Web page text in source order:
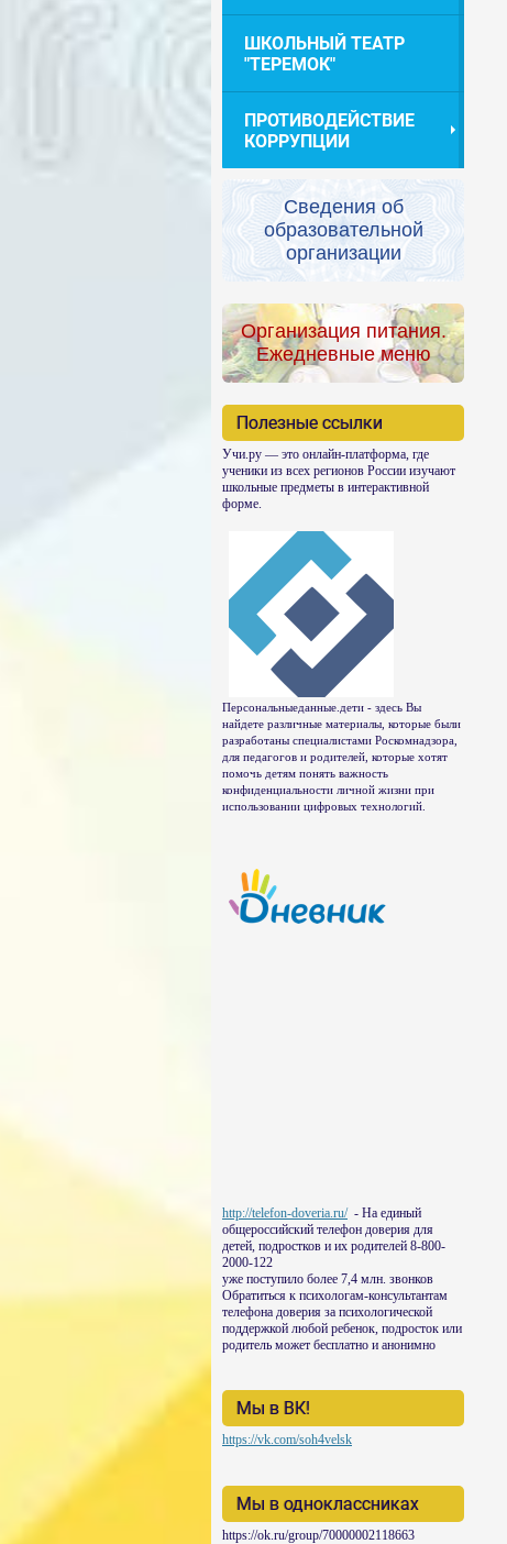
ШКОЛЬНЫЙ ТЕАТР
"ТЕРЕМОК"
ПРОТИВОДЕЙСТВИЕ
КОРРУПЦИИ
Сведения об
образовательной
организации
Организация питания.
Ежедневные меню
Полезные ссылки
Учи.ру — это онлайн-платформа, где
ученики из всех регионов России изучают
школьные предметы в интерактивной
форме.
Персональныеданные.дети - здесь Вы
найдете различные материалы, которые были
разработаны специалистами Роскомнадзора,
для педагогов и родителей, которые хотят
помочь детям понять важность
конфиденциальности личной жизни при
использовании цифровых технологий.
http://telefon-doveria.ru/- На единый
общероссийский телефон доверия для
детей, подростков и их родителей 8-800-
2000-122
уже поступило более 7,4 млн. звонков
Обратиться к психологам-консультантам
телефона доверия за психологической
поддержкой любой ребенок, подросток или
родитель может бесплатно и анонимно
Мы в ВК!
https://vk.com/soh4velsk
Мы в одноклассниках
https://ok.ru/group/70000002118663